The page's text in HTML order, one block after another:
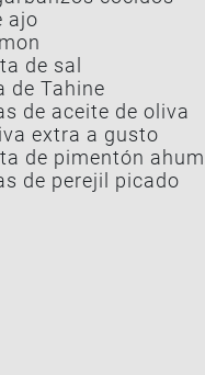
ajo
de sal
de Tahine
de aceite de oliva
extra a gusto
de pimentón
de perejil picado